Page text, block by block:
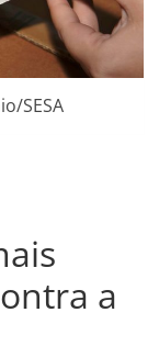
SESA
a